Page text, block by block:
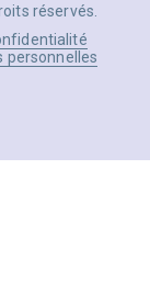
réservés.
personnelles